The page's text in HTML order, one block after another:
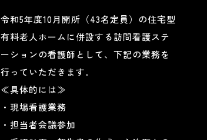
令和5年度10月開所（43名定員）の住宅型
有料老人ホームに併設する訪問看護ステ
ーションの看護師として、下記の業務を
行っていただきます。
≪具体的には≫
・現場看護業務
・担当者会議参加